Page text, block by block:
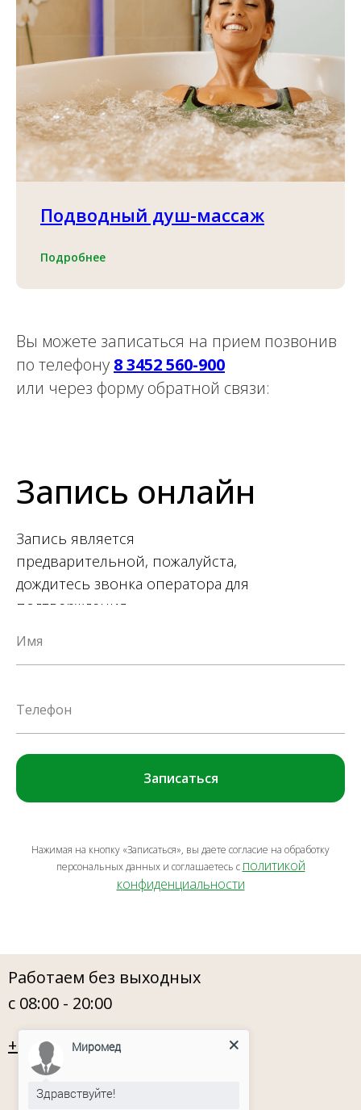
Подводный душ-массаж
Подробнее
Вы можете записаться на прием позвонив
по телефону 8 3452 560-900
или через форму обратной связи:
Запись онлайн
Запись является
предварительной, пожалуйста,
дождитесь звонка оператора для
подтверждения.
Имя
Телефон
Записаться
Нажимая на кнопку «Записаться», вы даете согласие на обработку
персональных данных и соглашаетесь c политикой
конфиденциальности
+7 (3452) 560 900
Работаем без выходных
с 08:00 - 20:00
Миромед
Здравствуйте!